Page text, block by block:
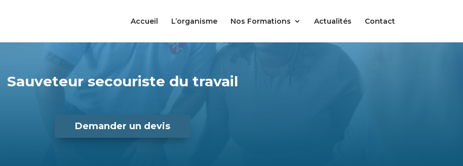
Accueil L’organisme Nos Formations Actualités Contact
Sauveteur secouriste du travail
Demander un devis